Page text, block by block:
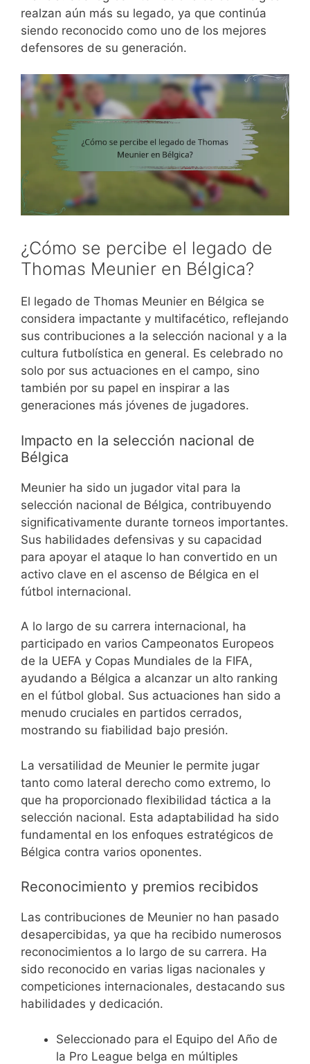
realzan aún más su legado, ya que continúa
siendo reconocido como uno de los mejores
defensores de su generación.
¿Cómo se percibe el legado de
Thomas Meunier en Bélgica?
El legado de Thomas Meunier en Bélgica se
considera impactante y multifacético, reflejando
sus contribuciones a la selección nacional y a la
cultura futbolística en general. Es celebrado no
solo por sus actuaciones en el campo, sino
también por su papel en inspirar a las
generaciones más jóvenes de jugadores.
Impacto en la selección nacional de
Bélgica
Meunier ha sido un jugador vital para la
selección nacional de Bélgica, contribuyendo
significativamente durante torneos importantes.
Sus habilidades defensivas y su capacidad
para apoyar el ataque lo han convertido en un
activo clave en el ascenso de Bélgica en el
fútbol internacional.
A lo largo de su carrera internacional, ha
participado en varios Campeonatos Europeos
de la UEFA y Copas Mundiales de la FIFA,
ayudando a Bélgica a alcanzar un alto ranking
en el fútbol global. Sus actuaciones han sido a
menudo cruciales en partidos cerrados,
mostrando su fiabilidad bajo presión.
La versatilidad de Meunier le permite jugar
tanto como lateral derecho como extremo, lo
que ha proporcionado flexibilidad táctica a la
selección nacional. Esta adaptabilidad ha sido
fundamental en los enfoques estratégicos de
Bélgica contra varios oponentes.
Reconocimiento y premios recibidos
Las contribuciones de Meunier no han pasado
desapercibidas, ya que ha recibido numerosos
reconocimientos a lo largo de su carrera. Ha
sido reconocido en varias ligas nacionales y
competiciones internacionales, destacando sus
habilidades y dedicación.
Seleccionado para el Equipo del Año de
la Pro League belga en múltiples